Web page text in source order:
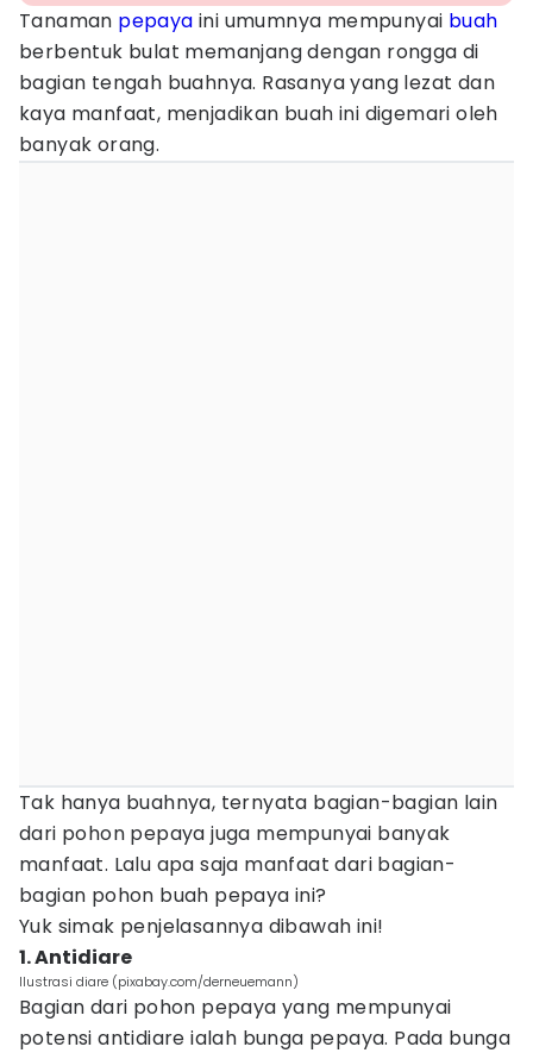
Tanaman pepaya ini umumnya mempunyai buah
berbentuk bulat memanjang dengan rongga di
bagian tengah buahnya. Rasanya yang lezat dan
kaya manfaat, menjadikan buah ini digemari oleh
banyak orang.
Tak hanya buahnya, ternyata bagian-bagian lain
dari pohon pepaya juga mempunyai banyak
manfaat. Lalu apa saja manfaat dari bagian-
bagian pohon buah pepaya ini?
Yuk simak penjelasannya dibawah ini!
1. Antidiare
Ilustrasi diare (pixabay.com/derneuemann)
Bagian dari pohon pepaya yang mempunyai
potensi antidiare ialah bunga pepaya. Pada bunga